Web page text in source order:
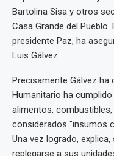
Bartolina Sisa y otros
Casa Grande del
presidente Paz, ha
Luis Gálvez.
Precisamente Gálvez
Humanitario ha
alimentos,
considerados "insumos
Una vez logrado,
replegarse a sus